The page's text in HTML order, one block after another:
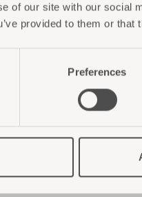
of our site with our social
provided to them or
Preferences
Sie